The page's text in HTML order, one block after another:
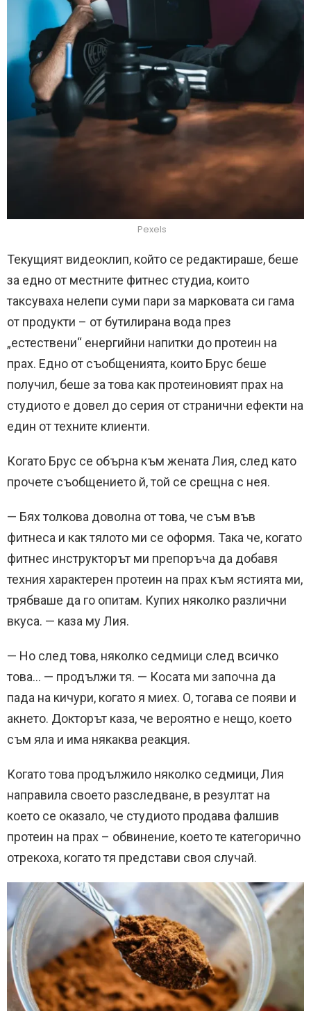
Pexels
Текущият видеоклип, който се редактираше, беше
за едно от местните фитнес студиа, които
таксуваха нелепи суми пари за марковата си гама
от продукти – от бутилирана вода през
„естествени“ енергийни напитки до протеин на
прах. Едно от съобщенията, които Брус беше
получил, беше за това как протеиновият прах на
студиото е довел до серия от странични ефекти на
един от техните клиенти.
Когато Брус се обърна към жената Лия, след като
прочете съобщението й, той се срещна с нея.
— Бях толкова доволна от това, че съм във
фитнеса и как тялото ми се оформя. Така че, когато
фитнес инструкторът ми препоръча да добавя
техния характерен протеин на прах към ястията ми,
трябваше да го опитам. Купих няколко различни
вкуса. — каза му Лия.
— Но след това, няколко седмици след всичко
това… — продължи тя. — Косата ми започна да
пада на кичури, когато я миех. О, тогава се появи и
акнето. Докторът каза, че вероятно е нещо, което
съм яла и има някаква реакция.
Когато това продължило няколко седмици, Лия
направила своето разследване, в резултат на
което се оказало, че студиото продава фалшив
протеин на прах – обвинение, което те категорично
отрекоха, когато тя представи своя случай.